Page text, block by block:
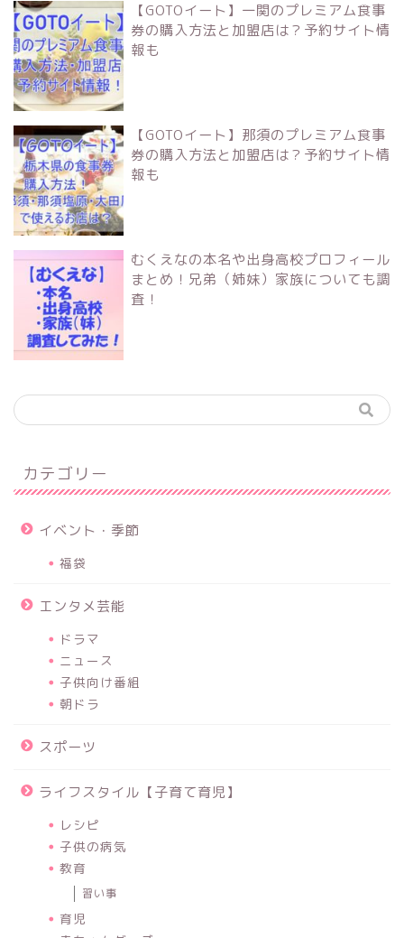
【GOTOイート】一関のプレミアム食事
券の購入方法と加盟店は？予約サイト情
報も
【GOTOイート】那須のプレミアム食事
券の購入方法と加盟店は？予約サイト情
報も
むくえなの本名や出身高校プロフィール
まとめ！兄弟（姉妹）家族についても調
査！
カテゴリー
イベント・季節
福袋
エンタメ芸能
ドラマ
ニュース
子供向け番組
朝ドラ
スポーツ
ライフスタイル【子育て育児】
レシピ
子供の病気
教育
習い事
育児